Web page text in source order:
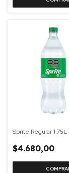
Sprite Regular 1.75L
$4.680,00